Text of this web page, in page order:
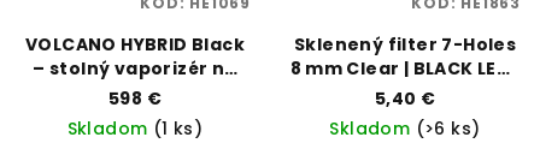
VOLCANO HYBRID Black
– stolný vaporizér na
bylinky | Storz & Bickel |
Vaporama
598 €
Skladom (1 ks)
Sklenený filter 7-Holes
8 mm Clear | BLACK LEAF
| VAPORAMA
5,40 €
Skladom (>6 ks)